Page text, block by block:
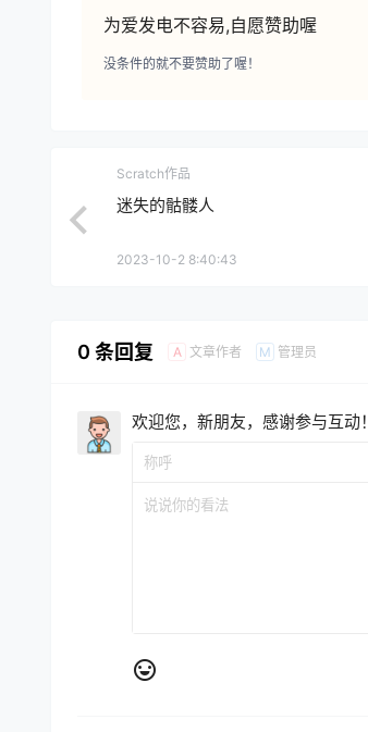
为爱发电不容易,自愿赞助喔
没条件的就不要赞助了喔！
Scratch作品
迷失的骷髅人
2023-10-2 8:40:43
0 条回复 A 文章作者 M 管理员
欢迎您，新朋友，感谢参与互动！